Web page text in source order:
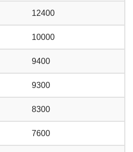
12400
10000
9400
9300
8300
7600